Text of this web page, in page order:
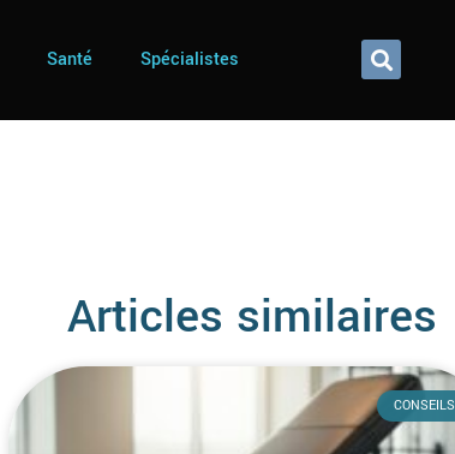
Santé Spécialistes
Articles similaires
CONSEILS